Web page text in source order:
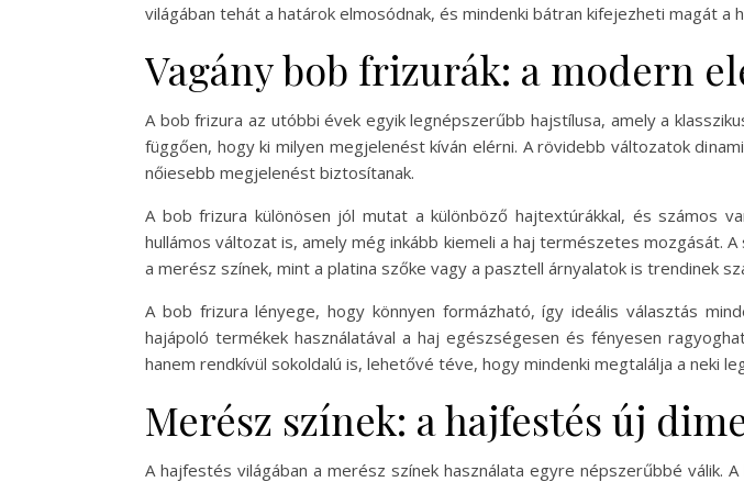
világában tehát a határok elmosódnak, és mindenki bátran kifejezheti magát a
Vagány bob frizurák: a modern
A bob frizura az utóbbi évek egyik legnépszerűbb hajstílusa, amely a
függően, hogy ki milyen megjelenést kíván elérni. A rövidebb változatok
nőiesebb megjelenést biztosítanak.
A bob frizura különösen jól mutat a különböző hajtextúrákkal, és számos
hullámos változat is, amely még inkább kiemeli a haj természetes mozgását.
a merész színek, mint a platina szőke vagy a pasztell árnyalatok is trendinek
A bob frizura lényege, hogy könnyen formázható, így ideális választás
hajápoló termékek használatával a haj egészségesen és fényesen
hanem rendkívül sokoldalú is, lehetővé téve, hogy mindenki megtalálja a neki
Merész színek: a hajfestés új
A hajfestés világában a merész színek használata egyre népszerűbbé válik.